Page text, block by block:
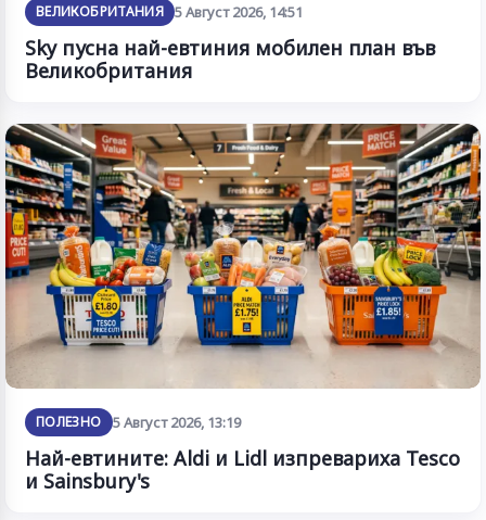
ВЕЛИКОБРИТАНИЯ 5 Август 2026, 14:51
Sky пусна най-евтиния мобилен план във
Великобритания
ПОЛЕЗНО 5 Август 2026, 13:19
Най-евтините: Aldi и Lidl изпревариха Tesco
и Sainsbury's